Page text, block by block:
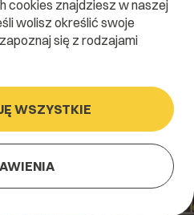
| CYBER_FOLKS
cookies znajdziesz w naszej
wolisz określić swoje
się z rodzajami
WSZYSTKIE